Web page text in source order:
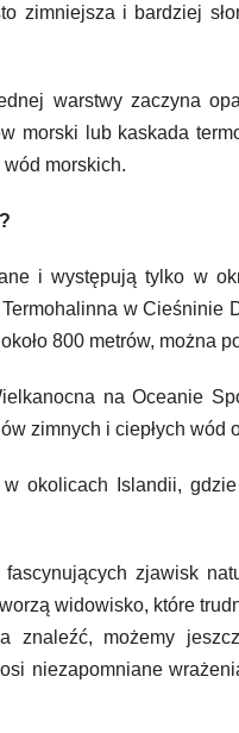
zimniejsza i bardziej
warstwy zaczyna
morski lub kaskada
morskich.
i występują tylko w
w Cieśninie
800 metrów, można
na Oceanie
zimnych i ciepłych wód
okolicach Islandii,
zjawisk
widowisko, które
możemy
niezapomniane